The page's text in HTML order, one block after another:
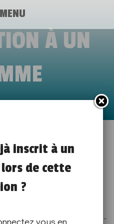
MENU
À UN
PROS !
à 17h00
ET ALTERNANTS
à distance, en visio-
inscrit à un
de cette
?
vous en